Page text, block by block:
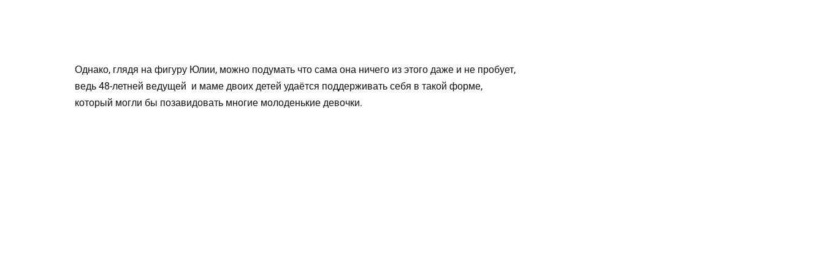
Однако, глядя на фигуру Юлии, можно подумать что сама она ничего из этого даже и не пробует,
ведь 48-летней ведущей и маме двоих детей удаётся поддерживать себя в такой форме,
который могли бы позавидовать многие молоденькие девочки.